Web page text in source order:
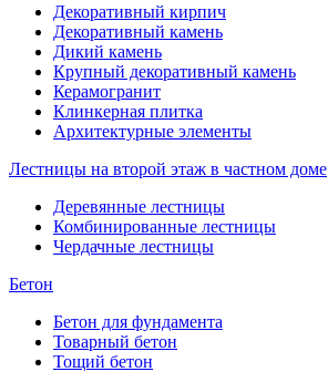
Декоративный кирпич
Декоративный камень
Дикий камень
Крупный декоративный камень
Керамогранит
Клинкерная плитка
Архитектурные элементы
Лестницы на второй этаж в частном доме
Деревянные лестницы
Комбинированные лестницы
Чердачные лестницы
Бетон
Бетон для фундамента
Товарный бетон
Тощий бетон